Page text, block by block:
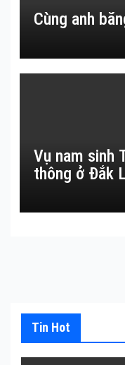
Cùng anh
Vụ nam sinh
thông ở Đắk
Tin Hot